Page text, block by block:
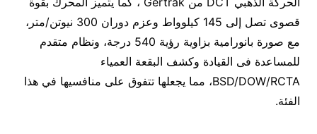
قصوى تصل إلى 145 كيلوواط وعزم دوران 300 نيوتن/متر،
مع صورة بانورامية بزاوية رؤية 540 درجة، ونظام متقدم
للمساعدة فى القيادة وكشف البقعة العمياء
BSD/DOW/RCTA، مما يجعلها تتفوق على منافسيها في هذا
الفئة.